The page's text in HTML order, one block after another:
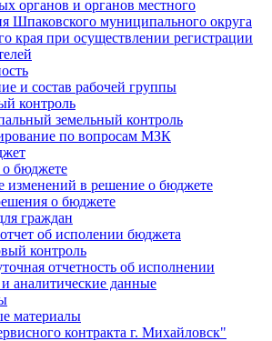
органов и органов местного
Шпаковского муниципального округа
края при осуществлении регистрации
и состав рабочей группы
контроль
земельный контроль
по вопросам МЗК
бюджете
изменений в решение о бюджете
о бюджете
граждан
об исполении бюджета
контроль
отчетность об исполнении
аналитические данные
материалы
контракта г. Михайловск"